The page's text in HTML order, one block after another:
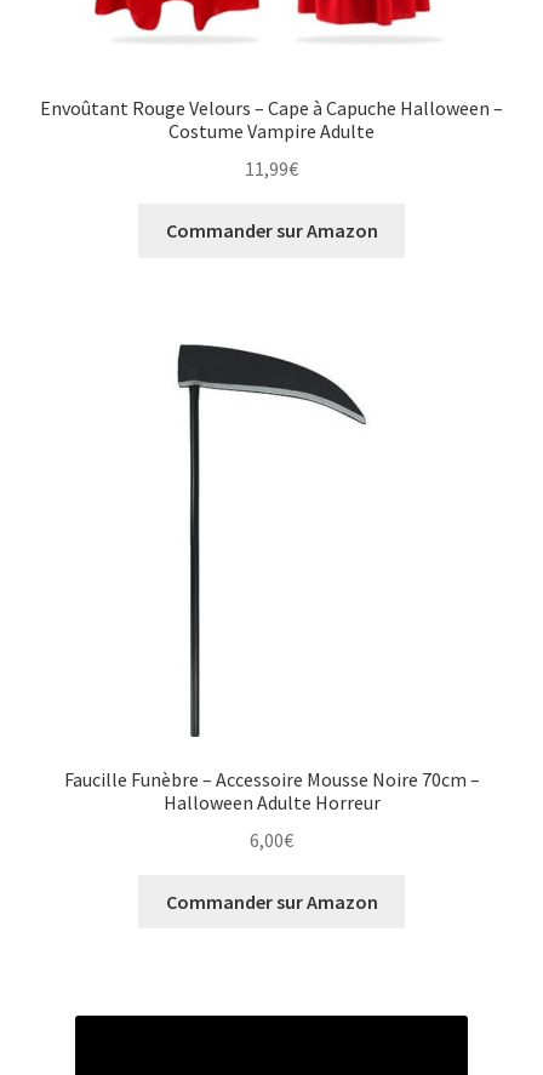
Envoûtant Rouge Velours – Cape à Capuche Halloween –
Costume Vampire Adulte
11,99€
Commander sur Amazon
Faucille Funèbre – Accessoire Mousse Noire 70cm –
Halloween Adulte Horreur
6,00€
Commander sur Amazon